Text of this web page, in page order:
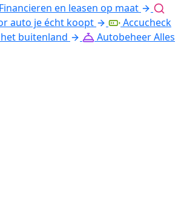
Financieren en leasen op maat
auto je écht koopt
Accucheck
buitenland AutobeheerAlles